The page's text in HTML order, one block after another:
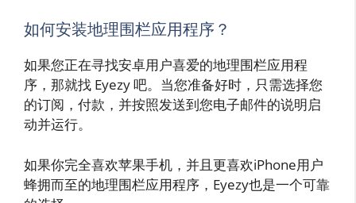
如何安装地理围栏应用程序？
如果您正在寻找安卓用户喜爱的地理围栏应用程
序，那就找 Eyezy 吧。当您准备好时，只需选择您
的订阅，付款，并按照发送到您电子邮件的说明启
动并运行。
如果你完全喜欢苹果手机，并且更喜欢iPhone用户
蜂拥而至的地理围栏应用程序，Eyezy也是一个可靠